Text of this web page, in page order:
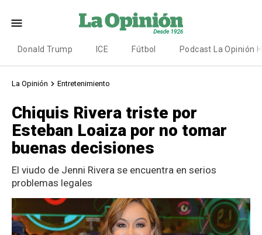
Donald Trump ICE Fútbol Podcast La Opinión
La Opinión Entretenimiento
Chiquis Rivera triste por
Esteban Loaiza por no tomar
buenas decisiones
El viudo de Jenni Rivera se encuentra en serios
problemas legales